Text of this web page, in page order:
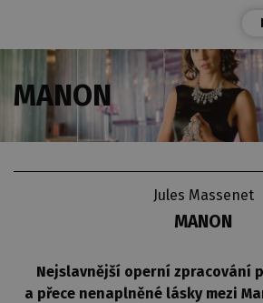
MANON
Jules Massenet
MANON
Nejslavnější operní zpracování
a přece nenaplněné lásky mezi